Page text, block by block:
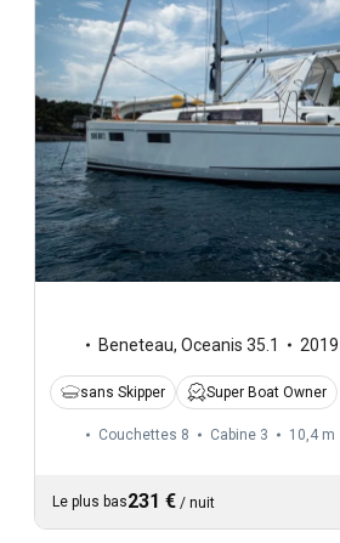
Beneteau, Oceanis 35.1 2019
sans Skipper Super Boat Owner
Couchettes 8 Cabine 3 10,4 m
Le plus bas231 € / nuit